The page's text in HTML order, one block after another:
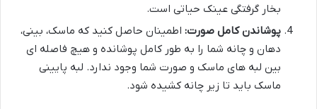
بخار گرفتگی عینک حیاتی است.
پوشاندن کامل صورت: اطمینان حاصل کنید که ماسک، بینی،
دهان و چانه شما را به طور کامل پوشانده و هیچ فاصله ای
بین لبه های ماسک و صورت شما وجود ندارد. لبه پایینی
ماسک باید تا زیر چانه کشیده شود.